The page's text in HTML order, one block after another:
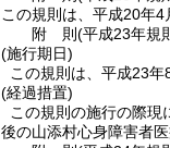
この規則は、平成20年4
附 則(平成23年規
(施行期日)
この規則は、平成23年
(経過措置)
この規則の施行の際
後の山添村心身障害者